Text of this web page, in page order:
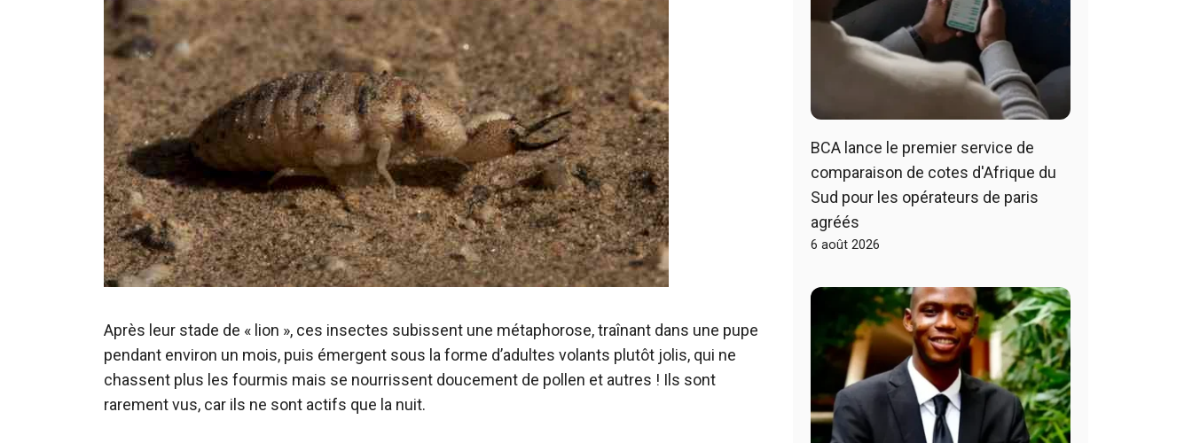
Après leur stade de « lion », ces insectes subissent une métaphorose, traînant dans une pupe
pendant environ un mois, puis émergent sous la forme d’adultes volants plutôt jolis, qui ne
chassent plus les fourmis mais se nourrissent doucement de pollen et autres ! Ils sont
rarement vus, car ils ne sont actifs que la nuit.
BCA lance le premier service de
comparaison de cotes d'Afrique du
Sud pour les opérateurs de paris
agréés
6 août 2026